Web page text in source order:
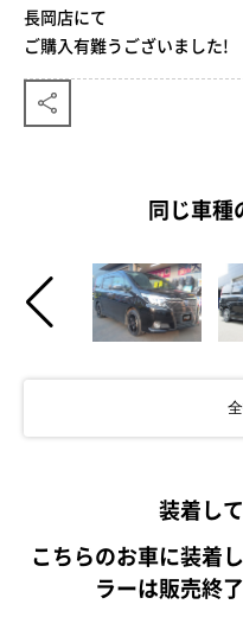
長岡店にて
ご購入有難うございました!
同じ車種
装着し
こちらのお車に装着
ラーは販売終